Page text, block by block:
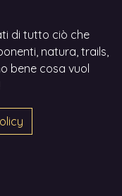
di tutto ciò che
natura, trails,
bene cosa vuol